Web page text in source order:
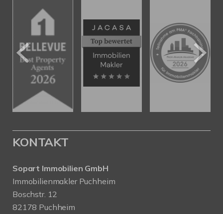
KONTAKT
Sopart Immobilien GmbH
Immobilienmakler Puchheim
Boschstr. 12
82178 Puchheim